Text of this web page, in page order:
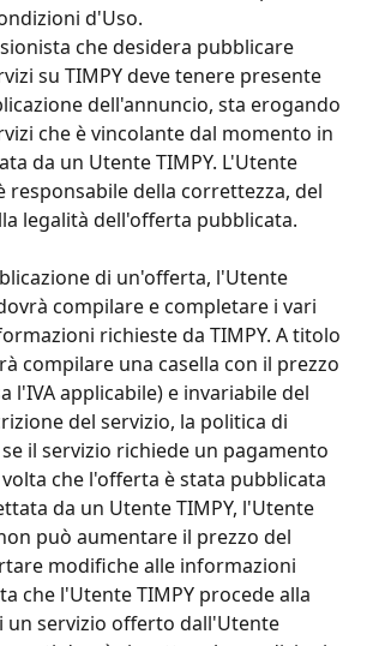
d'Uso.
che desidera pubblicare
su TIMPY deve tenere presente
dell'annuncio, sta erogando
che è vincolante dal momento in
da un Utente TIMPY. L'Utente
responsabile della correttezza, del
legalità dell'offerta pubblicata.
di un'offerta, l'Utente
compilare e completare i vari
richieste da TIMPY. A titolo
compilare una casella con il prezzo
l'IVA applicabile) e invariabile del
del servizio, la politica di
il servizio richiede un pagamento
che l'offerta è stata pubblicata
da un Utente TIMPY, l'Utente
può aumentare il prezzo del
modifiche alle informazioni
che l'Utente TIMPY procede alla
un servizio offerto dall'Utente